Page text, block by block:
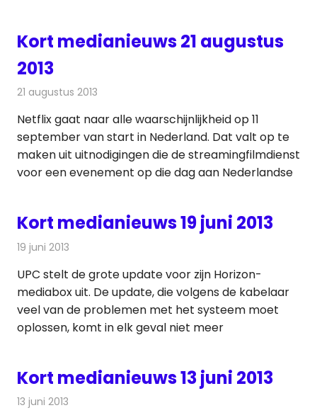
Kort medianieuws 21 augustus
2013
21 augustus 2013
Netflix gaat naar alle waarschijnlijkheid op 11
september van start in Nederland. Dat valt op te
maken uit uitnodigingen die de streamingfilmdienst
voor een evenement op die dag aan Nederlandse
Kort medianieuws 19 juni 2013
19 juni 2013
UPC stelt de grote update voor zijn Horizon-
mediabox uit. De update, die volgens de kabelaar
veel van de problemen met het systeem moet
oplossen, komt in elk geval niet meer
Kort medianieuws 13 juni 2013
13 juni 2013